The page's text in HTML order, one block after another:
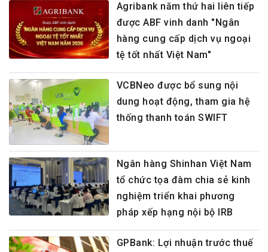
Agribank năm thứ hai liên tiếp
được ABF vinh danh "Ngân
hàng cung cấp dịch vụ ngoại
tệ tốt nhất Việt Nam"
VCBNeo được bổ sung nội
dung hoạt động, tham gia hệ
thống thanh toán SWIFT
Ngân hàng Shinhan Việt Nam
tổ chức tọa đàm chia sẻ kinh
nghiệm triển khai phương
pháp xếp hạng nội bộ IRB
GPBank: Lợi nhuận trước thuế